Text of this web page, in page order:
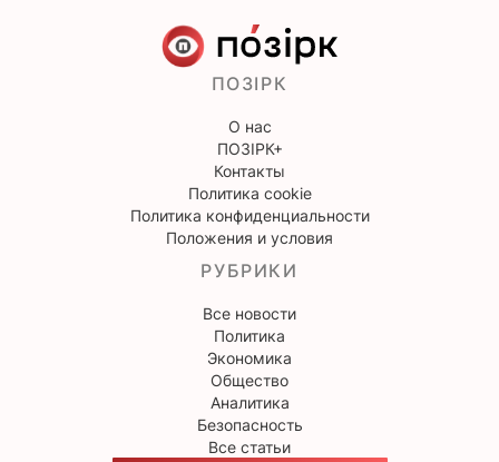
ПОЗІРК
О нас
ПОЗІРК+
Контакты
Политика cookie
Политика конфиденциальности
Положения и условия
РУБРИКИ
Все новости
Политика
Экономика
Общество
Аналитика
Безопасность
Все статьи